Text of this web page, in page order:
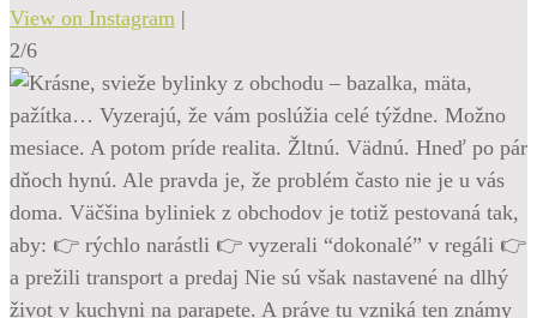
View on Instagram |
2/6